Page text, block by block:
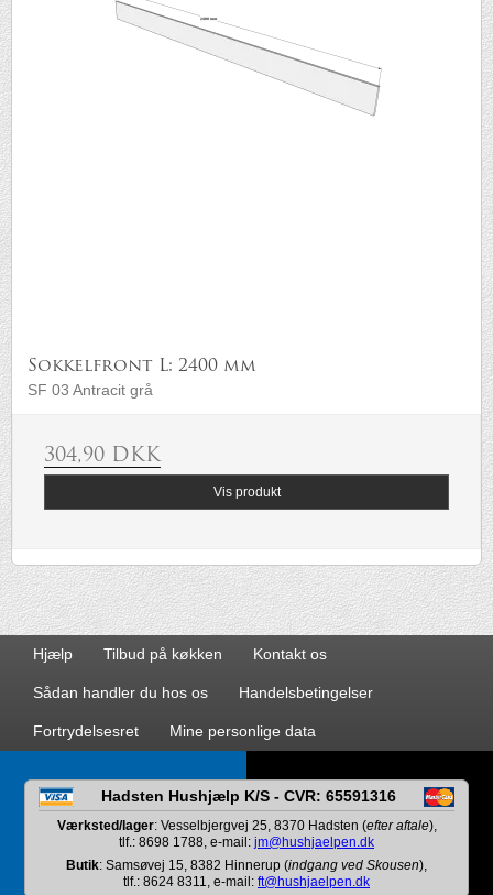
Sokkelfront L: 2400 mm
SF 03 Antracit grå
304,90 DKK
Vis produkt
Hjælp Tilbud på køkken Kontakt os
Sådan handler du hos os Handelsbetingelser
Fortrydelsesret Mine personlige data
Hadsten Hushjælp K/S - CVR: 65591316
Værksted/lager: Vesselbjergvej 25, 8370 Hadsten (efter aftale),
tlf.: 8698 1788, e-mail: jm@hushjaelpen.dk
Butik: Samsøvej 15, 8382 Hinnerup (indgang ved Skousen),
tlf.: 8624 8311, e-mail: ft@hushjaelpen.dk